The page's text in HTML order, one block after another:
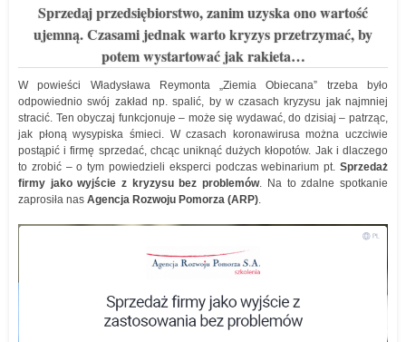
Sprzedaj przedsiębiorstwo, zanim uzyska ono wartość
ujemną. Czasami jednak warto kryzys przetrzymać, by
potem wystartować jak rakieta…
W powieści Władysława Reymonta „Ziemia Obiecana” trzeba było
odpowiednio swój zakład np. spalić, by w czasach kryzysu jak najmniej
stracić. Ten obyczaj funkcjonuje – może się wydawać, do dzisiaj – patrząc,
jak płoną wysypiska śmieci. W czasach koronawirusa można uczciwie
postąpić i firmę sprzedać, chcąc uniknąć dużych kłopotów. Jak i dlaczego
to zrobić – o tym powiedzieli eksperci podczas webinarium pt. Sprzedaż
firmy jako wyjście z kryzysu bez problemów. Na to zdalne spotkanie
zaprosiła nas Agencja Rozwoju Pomorza (ARP)